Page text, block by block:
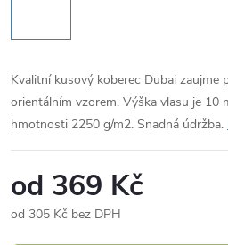
Kvalitní kusový koberec Dubai zaujme
orientálním vzorem. Výška vlasu je 10
hmotnosti 2250 g/m2. Snadná údržba.
od 369 Kč
od 305 Kč bez DPH